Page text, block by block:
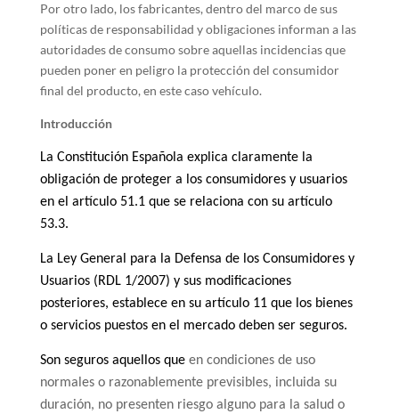
Por otro lado, los fabricantes, dentro del marco de sus
políticas de responsabilidad y obligaciones informan a las
autoridades de consumo sobre aquellas incidencias que
pueden poner en peligro la protección del consumidor
final del producto, en este caso vehículo.
Introducción
La Constitución Española explica claramente la
obligación de proteger a los consumidores y usuarios
en el artículo 51.1 que se relaciona con su artículo
53.3.
La Ley General para la Defensa de los Consumidores y
Usuarios (RDL 1/2007) y sus modificaciones
posteriores, establece en su artículo 11 que los bienes
o servicios puestos en el mercado deben ser seguros.
Son seguros aquellos que en condiciones de uso
normales o razonablemente previsibles, incluida su
duración, no presenten riesgo alguno para la salud o